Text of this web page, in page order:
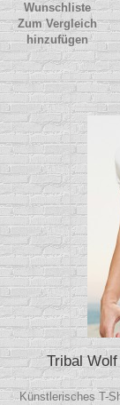
Wunschliste
Zum Vergleich
hinzufügen
Tribal
Künstlerisches T-